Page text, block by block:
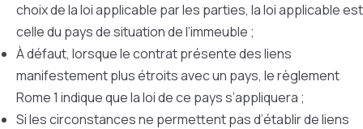
choix de la loi applicable par les parties, la loi applicable est
celle du pays de situation de l’immeuble ;
À défaut, lorsque le contrat présente des liens
manifestement plus étroits avec un pays, le règlement
Rome 1 indique que la loi de ce pays s’appliquera ;
Si les circonstances ne permettent pas d’établir de liens